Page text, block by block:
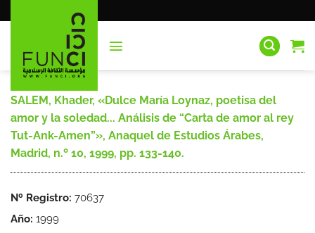
al
SALEM, Khader, «Dulce María Loynaz, poetisa del
amor y la soledad... Análisis de “Carta de amor al rey
Tut-Ank-Amen”», Anaquel de Estudios Árabes,
Madrid, n.º 10, 1999, pp. 133-140.
Nº Registro: 70637
Año: 1999